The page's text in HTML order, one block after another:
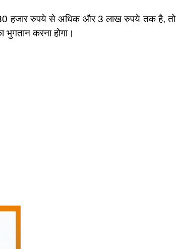
80 हजार रुपये से अधिक और 3 लाख रुपये तक है, तो
करना होगा।